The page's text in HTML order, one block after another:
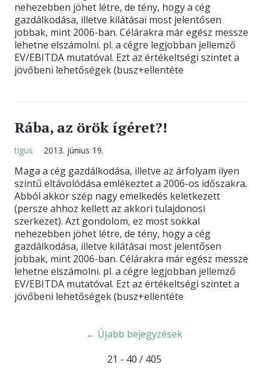
nehezebben jöhet létre, de tény, hogy a cég
gazdálkodása, illetve kilátásai most jelentősen
jobbak, mint 2006-ban. Célárakra már egész messze
lehetne elszámolni. pl. a cégre legjobban jellemző
EV/EBITDA mutatóval. Ezt az értékeltségi szintet a
jövőbeni lehetőségek (busz+ellentéte
Rába, az örök ígéret?!
tigus 2013. június 19.
Maga a cég gazdálkodása, illetve az árfolyam ilyen
szintű eltávolódása emlékeztet a 2006-os időszakra.
Abból akkor szép nagy emelkedés keletkezett
(persze ahhoz kellett az akkori tulajdonosi
szerkezet). Azt gondolom, ez most sokkal
nehezebben jöhet létre, de tény, hogy a cég
gazdálkodása, illetve kilátásai most jelentősen
jobbak, mint 2006-ban. Célárakra már egész messze
lehetne elszámolni. pl. a cégre legjobban jellemző
EV/EBITDA mutatóval. Ezt az értékeltségi szintet a
jövőbeni lehetőségek (busz+ellentéte
← Újabb bejegyzések
21 - 40 / 405